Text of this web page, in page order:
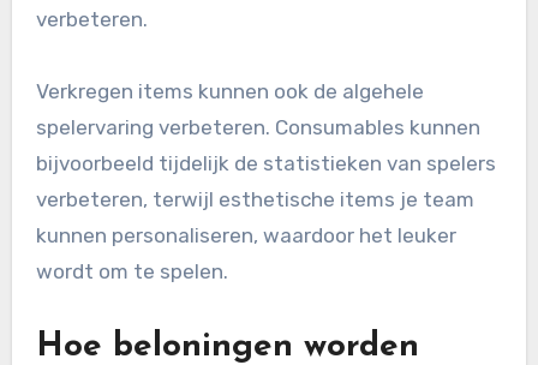
verbeteren.
Verkregen items kunnen ook de algehele
spelervaring verbeteren. Consumables kunnen
bijvoorbeeld tijdelijk de statistieken van spelers
verbeteren, terwijl esthetische items je team
kunnen personaliseren, waardoor het leuker
wordt om te spelen.
Hoe beloningen worden